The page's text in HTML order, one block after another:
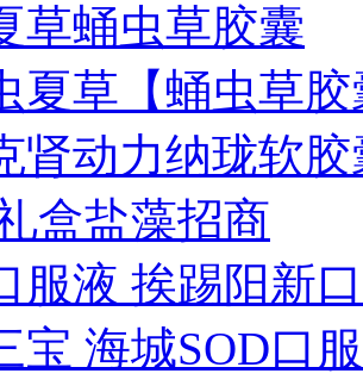
草蛹虫草胶囊
夏草【蛹虫草胶
肾动力纳珑软胶
盒盐藻招商
服液 挨踢阳新
宝 海城SOD口